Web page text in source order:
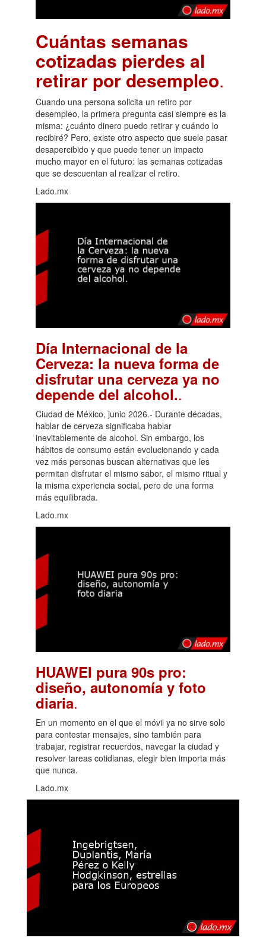
Cuántas semanas
cotizadas pierdes al
retirar por desempleo.
Cuando una persona solicita un retiro por
desempleo, la primera pregunta casi siempre es la
misma: ¿cuánto dinero puedo retirar y cuándo lo
recibiré? Pero, existe otro aspecto que suele pasar
desapercibido y que puede tener un impacto
mucho mayor en el futuro: las semanas cotizadas
que se descuentan al realizar el retiro.
Lado.mx
Día Internacional de la
Cerveza: la nueva forma de
disfrutar una cerveza ya no
depende del alcohol..
Ciudad de México, junio 2026.- Durante décadas,
hablar de cerveza significaba hablar
inevitablemente de alcohol. Sin embargo, los
hábitos de consumo están evolucionando y cada
vez más personas buscan alternativas que les
permitan disfrutar el mismo sabor, el mismo ritual y
la misma experiencia social, pero de una forma
más equilibrada.
Lado.mx
HUAWEI pura 90s pro:
diseño, autonomía y foto
diaria.
En un momento en el que el móvil ya no sirve solo
para contestar mensajes, sino también para
trabajar, registrar recuerdos, navegar la ciudad y
resolver tareas cotidianas, elegir bien importa más
que nunca.
Lado.mx